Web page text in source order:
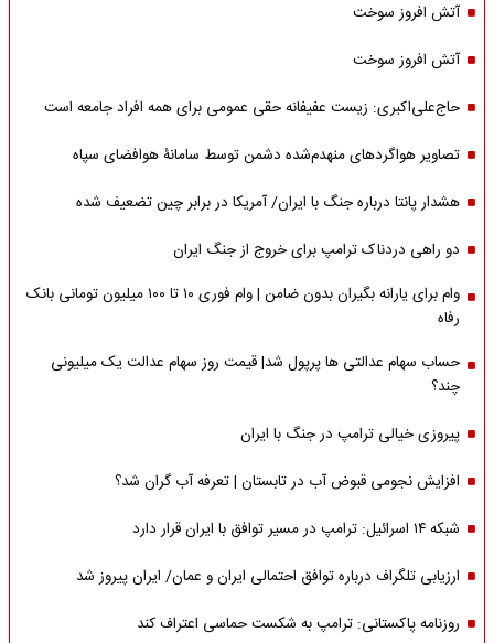
آتش افروز سوخت
آتش افروز سوخت
حاج‌علی‌اکبری: زیست عفیفانه حقی عمومی برای همه افراد جامعه است
تصاویر هواگردهای منهدم‌شده دشمن توسط سامانۀ هوافضای سپاه
هشدار پانتا درباره جنگ با ایران/ آمریکا در برابر چین تضعیف شده
دو راهی دردناک ترامپ برای خروج از جنگ ایران
وام برای یارانه بگیران بدون ضامن | وام فوری ۱۰ تا ۱۰۰ میلیون تومانی بانک
رفاه
حساب سهام عدالتی ها پرپول شد| قیمت روز سهام عدالت یک میلیونی
چند؟
پیروزی خیالی ترامپ در جنگ با ایران
افزایش نجومی قبوض آب در تابستان | تعرفه آب گران شد؟
شبکه ۱۴ اسرائیل: ترامپ در مسیر توافق با ایران قرار دارد
ارزیابی تلگراف درباره توافق احتمالی ایران و عمان/ ایران پیروز شد
روزنامه پاکستانی: ترامپ به شکست حماسی اعتراف کند